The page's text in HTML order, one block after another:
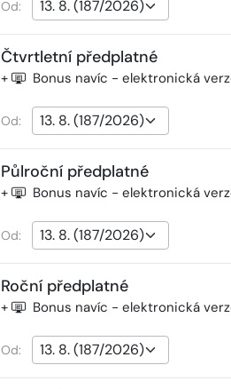
Od:
Čtvrtletní předplatné
+ Bonus navíc - elektronická
Od:
Půlroční předplatné
+ Bonus navíc - elektronická
Od:
Roční předplatné
+ Bonus navíc - elektronická
Od: